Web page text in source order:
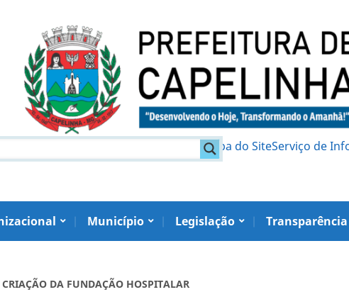
Mapa do SiteServiço de
Município Legislação Transparência
DA FUNDAÇÃO HOSPITALAR